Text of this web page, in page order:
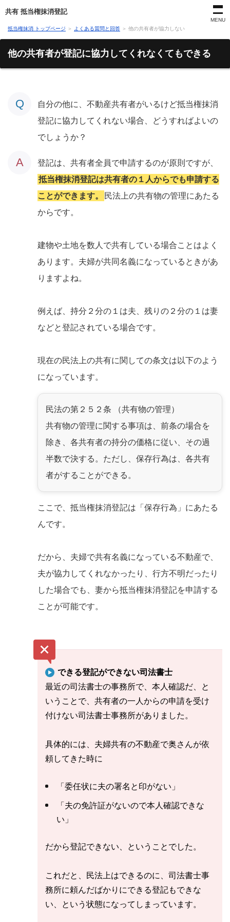
共有 抵当権抹消登記
MENU
抵当権抹消 トップページ ＞ よくある質問と回答 ＞ 他の共有者が協力しない
他の共有者が登記に協力してくれなくてもできる
自分の他に、不動産共有者がいるけど抵当権抹消
登記に協力してくれない場合、どうすればよいの
でしょうか？
登記は、共有者全員で申請するのが原則ですが、
抵当権抹消登記は共有者の１人からでも申請する
ことができます。
民法上の共有物の管理にあたる
からです。
建物や土地を数人で共有している場合ことはよく
あります。夫婦が共同名義になっているときがあ
りますよね。
例えば、持分２分の１は夫、残りの２分の１は妻
などと登記されている場合です。
現在の民法上の共有に関しての条文は以下のよう
になっています。
民法の第２５２条 （共有物の管理）
共有物の管理に関する事項は、前条の場合を
除き、各共有者の持分の価格に従い、その過
半数で決する。ただし、保存行為は、各共有
者がすることができる。
ここで、抵当権抹消登記は「保存行為」にあたる
んです。
だから、夫婦で共有名義になっている不動産で、
夫が協力してくれなかったり、行方不明だったり
した場合でも、妻から抵当権抹消登記を申請する
ことが可能です。
できる登記ができない司法書士
最近の司法書士の事務所で、本人確認だ、と
いうことで、共有者の一人からの申請を受け
付けない司法書士事務所がありました。
具体的には、夫婦共有の不動産で奥さんが依
頼してきた時に
「委任状に夫の署名と印がない」
「夫の免許証がないので本人確認できな
い」
だから登記できない、ということでした。
これだと、民法上はできるのに、司法書士事
務所に頼んだばかりにできる登記もできな
い、という状態になってしまっています。